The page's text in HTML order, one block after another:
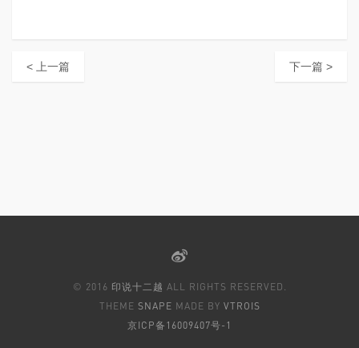
< 上一篇 下一篇 >
© 2016 印说十二越 ALL RIGHTS RESERVED.
THEME SNAPE MADE BY VTROIS
京ICP备16009407号-1